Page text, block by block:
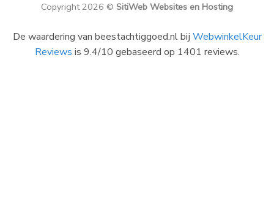
Copyright 2026 © SitiWeb Websites en Hosting
De waardering van beestachtiggoed.nl bij WebwinkelKeur
Reviews is 9.4/10 gebaseerd op 1401 reviews.